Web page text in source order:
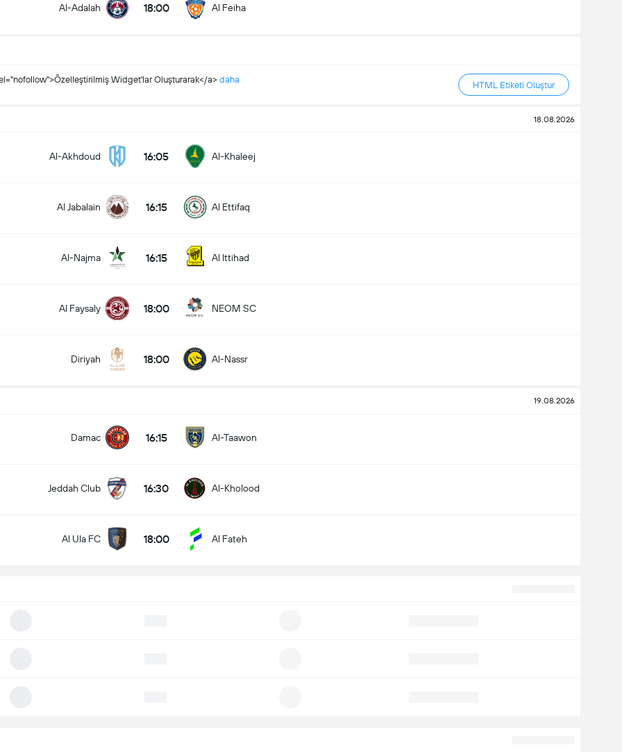
Al-Adalah 18:00 Al Feiha
Widget'lar Oluşturarak</a> daha
HTML Etiketi Oluştur
18.08.2026
Al-Akhdoud 16:05 Al-Khaleej
Al Jabalain 16:15 Al Ettifaq
Al-Najma 16:15 Al Ittihad
Al Faysaly 18:00 NEOM SC
Diriyah 18:00 Al-Nassr
19.08.2026
Damac 16:15 Al-Taawon
Jeddah Club 16:30 Al-Kholood
Al Ula FC 18:00 Al Fateh